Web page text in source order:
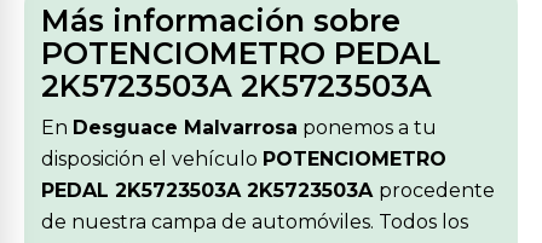
Más información sobre
POTENCIOMETRO PEDAL
2K5723503A 2K5723503A
En Desguace Malvarrosa ponemos a tu
disposición el vehículo POTENCIOMETRO
PEDAL 2K5723503A 2K5723503A procedente
de nuestra campa de automóviles. Todos los